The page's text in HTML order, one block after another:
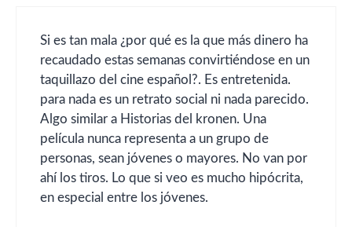
Si es tan mala ¿por qué es la que más dinero ha
recaudado estas semanas convirtiéndose en un
taquillazo del cine español?. Es entretenida.
para nada es un retrato social ni nada parecido.
Algo similar a Historias del kronen. Una
película nunca representa a un grupo de
personas, sean jóvenes o mayores. No van por
ahí los tiros. Lo que si veo es mucho hipócrita,
en especial entre los jóvenes.